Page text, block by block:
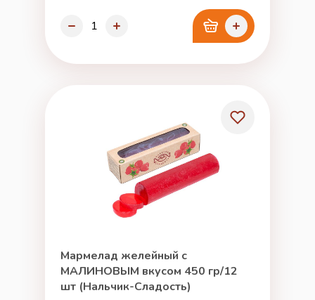
Мармелад желейный с
МАЛИНОВЫМ вкусом 450 гр/12
шт (Нальчик-Сладость)